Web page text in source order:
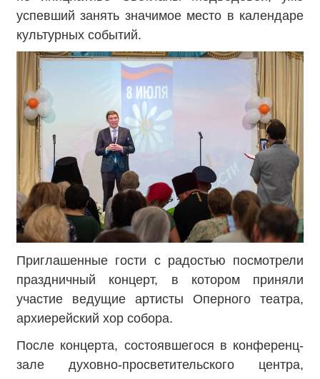
успевший занять значимое место в календаре
культурных событий.
Приглашенные гости с радостью посмотрели
праздничный концерт, в котором приняли
участие ведущие артисты Оперного театра,
архиерейский хор собора.
После концерта, состоявшегося в конференц-
зале духовно-просветительского центра,